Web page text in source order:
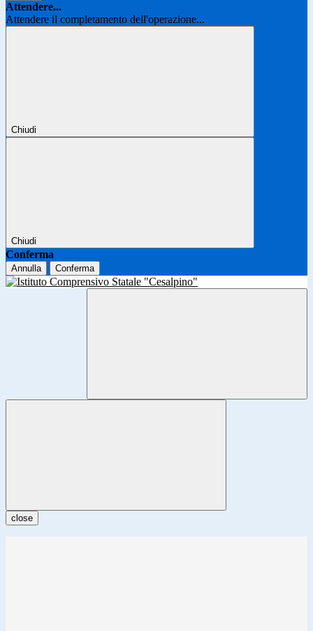
Attendere...
Attendere il completamento dell'operazione...
Chiudi
Chiudi
Conferma
Annulla Conferma
close